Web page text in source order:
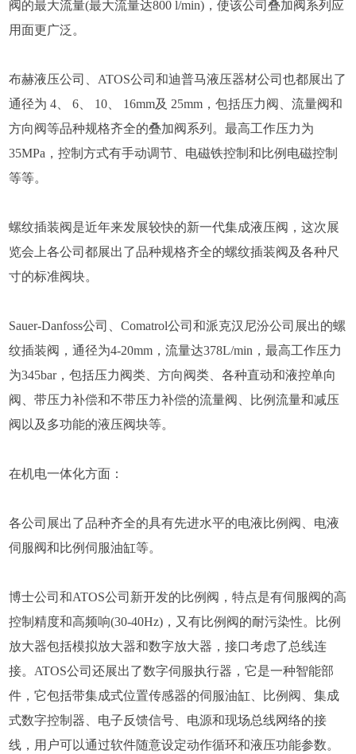
阀的最大流量(最大流量达800 l/min)，使该公司叠加阀系列应
用面更广泛。
布赫液压公司、ATOS公司和迪普马液压器材公司也都展出了
通径为 4、 6、 10、 16mm及 25mm，包括压力阀、流量阀和
方向阀等品种规格齐全的叠加阀系列。最高工作压力为
35MPa，控制方式有手动调节、电磁铁控制和比例电磁控制
等等。
螺纹插装阀是近年来发展较快的新一代集成液压阀，这次展
览会上各公司都展出了品种规格齐全的螺纹插装阀及各种尺
寸的标准阀块。
Sauer-Danfoss公司、Comatrol公司和派克汉尼汾公司展出的螺
纹插装阀，通径为4-20mm，流量达378L/min，最高工作压力
为345bar，包括压力阀类、方向阀类、各种直动和液控单向
阀、带压力补偿和不带压力补偿的流量阀、比例流量和减压
阀以及多功能的液压阀块等。
在机电一体化方面：
各公司展出了品种齐全的具有先进水平的电液比例阀、电液
伺服阀和比例伺服油缸等。
博士公司和ATOS公司新开发的比例阀，特点是有伺服阀的高
控制精度和高频响(30-40Hz)，又有比例阀的耐污染性。比例
放大器包括模拟放大器和数字放大器，接口考虑了总线连
接。ATOS公司还展出了数字伺服执行器，它是一种智能部
件，它包括带集成式位置传感器的伺服油缸、比例阀、集成
式数字控制器、电子反馈信号、电源和现场总线网络的接
线，用户可以通过软件随意设定动作循环和液压功能参数。